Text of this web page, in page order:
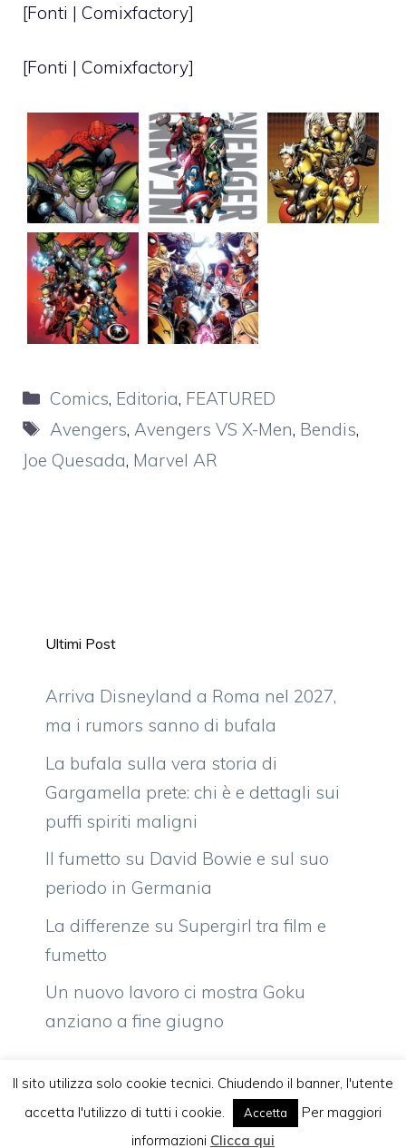
[Fonti | Comixfactory]
[Fonti | Comixfactory]
Categorie
Comics, Editoria, FEATURED
Tag
Avengers,Avengers VS X-Men, Bendis,
Joe Quesada, Marvel AR
Ultimi Post
Arriva Disneyland a Roma nel 2027,
ma i rumors sanno di bufala
La bufala sulla vera storia di
Gargamella prete: chi è e dettagli sui
puffi spiriti maligni
Il fumetto su David Bowie e sul suo
periodo in Germania
La differenze su Supergirl tra film e
fumetto
Un nuovo lavoro ci mostra Goku
anziano a fine giugno
Komixjam.it © 2026 Tutti i diritti riservati
Il sito utilizza solo cookie tecnici. Chiudendo il banner, l'utente
accetta l'utilizzo di tutti i cookie.
Accetta
Per maggiori
informazioni Clicca qui
Vuoi pubblicare sul nostro network?